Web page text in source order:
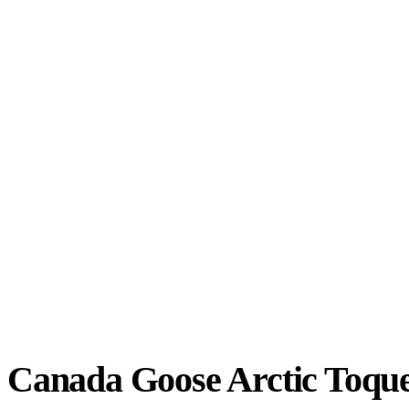
Canada Goose Arctic